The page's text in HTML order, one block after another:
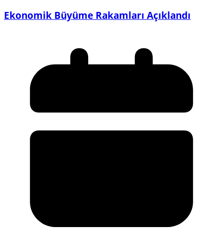
Ekonomik Büyüme Rakamları Açıklandı